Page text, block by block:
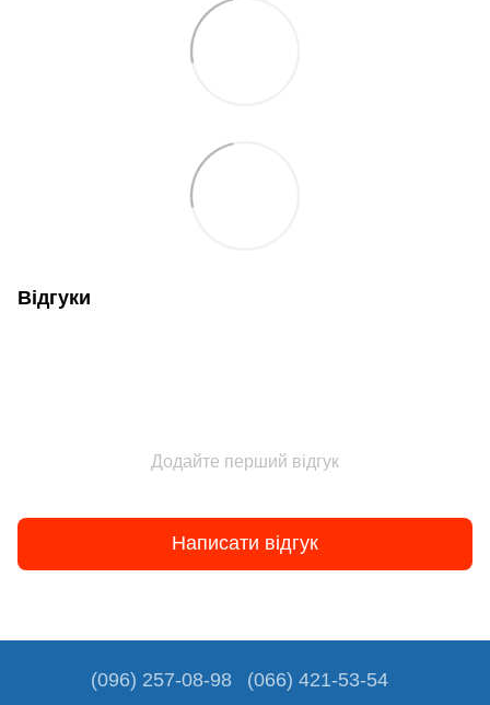
Відгуки
Додайте перший відгук
Написати відгук
(096) 257-08-98 (066) 421-53-54